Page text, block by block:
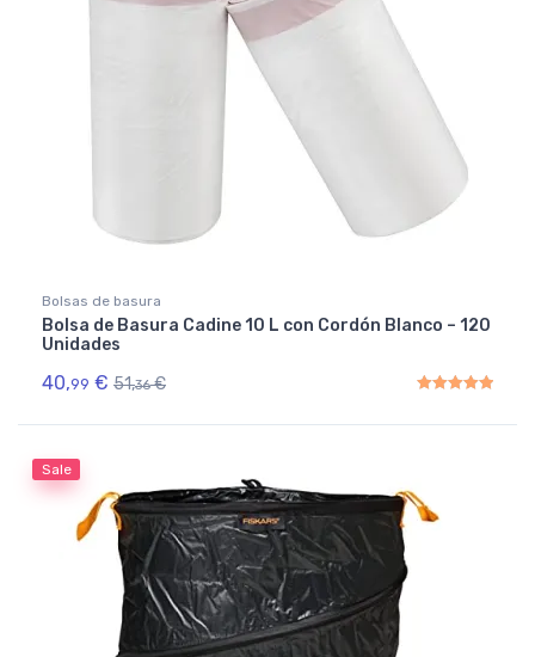
Bolsas de basura
Bolsa de Basura Cadine 10 L con Cordón Blanco – 120
Unidades
40,99 € 51,36 €
Sale